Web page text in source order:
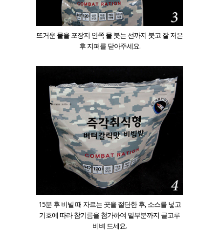
뜨거운 물을 포장지 안쪽 물 붓는 선까지 붓고 잘 저은
후 지퍼를 닫아주세요.
15분 후 비빌 때 자르는 곳을 절단한 후, 소스를 넣고
기호에 따라 참기름을 첨가하여 밑부분까지 골고루
비벼 드세요.